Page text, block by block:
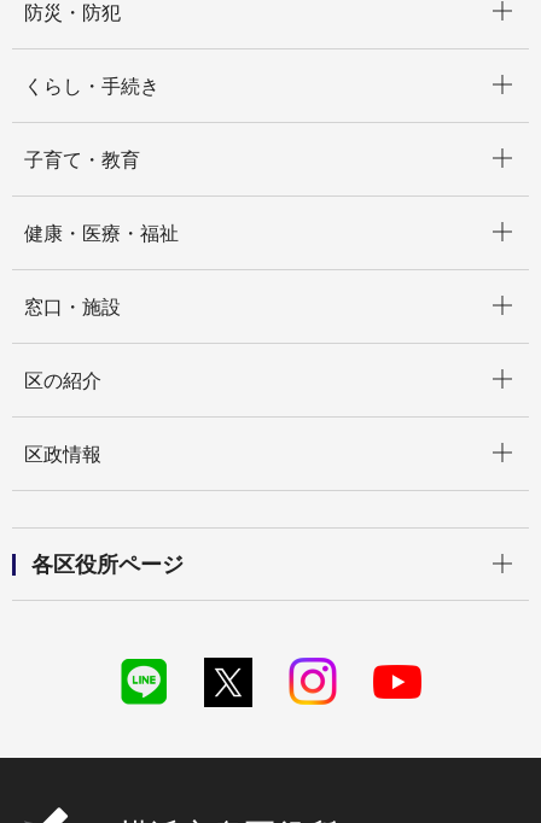
防災・防犯
くらし・手続き
子育て・教育
健康・医療・福祉
窓口・施設
区の紹介
区政情報
各区役所ページ